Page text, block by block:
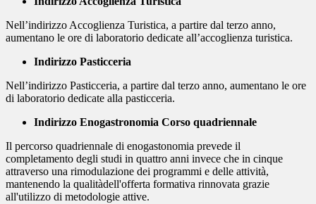
Nell’indirizzo Accoglienza Turistica, a partire dal terzo anno,
aumentano le ore di laboratorio dedicate all’accoglienza turistica.
Indirizzo Pasticceria
Nell’indirizzo Pasticceria, a partire dal terzo anno, aumentano le ore
di laboratorio dedicate alla pasticceria.
Indirizzo Enogastronomia Corso quadriennale
Il percorso quadriennale di enogastonomia prevede il
completamento degli studi in quattro anni invece che in cinque
attraverso una rimodulazione dei programmi e delle attività,
mantenendo la qualitàdell'offerta formativa rinnovata grazie
all'utilizzo di metodologie attive.